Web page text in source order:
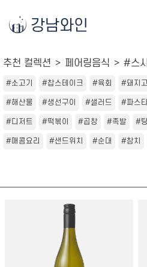
강남와인
추천 컬렉션 페어링음식 #스시
#소고기 #찹스테이크 #육회 #돼지
#해산물 #생선구이 #샐러드 #파스
#디저트 #떡볶이 #곱창 #족발 #
#매콤요리 #샌드위치 #순대 #참치